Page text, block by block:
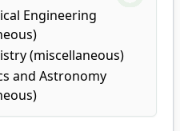
Engineering
(miscellaneous)
and Astronomy